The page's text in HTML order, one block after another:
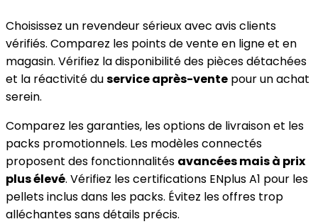
Choisissez un revendeur sérieux avec avis clients
vérifiés. Comparez les points de vente en ligne et en
magasin. Vérifiez la disponibilité des pièces détachées
et la réactivité duservice après-vente pour un achat
serein.
Comparez les garanties, les options de livraison et les
packs promotionnels. Les modèles connectés
proposent des fonctionnalités avancées mais à prix
plus élevé. Vérifiez les certifications ENplus A1 pour les
pellets inclus dans les packs. Évitez les offres trop
alléchantes sans détails précis.